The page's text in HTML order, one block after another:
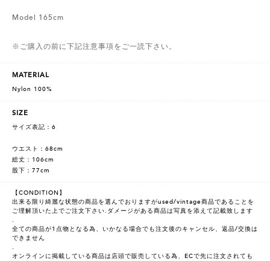
Model 165cm
※ご購入の前に下記注意事項をご一読下さい。
MATERIAL
Nylon 100%
SIZE
サイズ表記：6
ウエスト：68cm
総丈：106cm
股下：77cm
【CONDITION】
出来る限り綺麗な状態の商品を選んでおりますがused/vintage商品であることを
ご理解頂いた上でご注文下さい.ダメージがある商品は写真を添えて記載致します
.
全ての商品が1点物となる為、いかなる場合でも注文後のキャンセル、返品/交換は
できません
.
オンラインに掲載している商品は店頭で販売している為、ECで先に注文されても